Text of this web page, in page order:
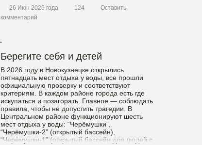
26 Июн 2026 года 124
Оставить
комментарий
Берегите себя и детей
В 2026 году в Новокузнецке открылись
пятнадцать мест отдыха у воды, все прошли
официальную проверку и соответствуют
критериям. В каждом районе города есть где
искупаться и позагорать. Главное — соблюдать
правила, чтобы не допустить трагедии. В
Центральном районе функционируют шесть
мест отдыха у воды: “Черёмушки”,
“Черёмушки-2” (открытый бассейн),
“Черёмушки-1” (открытый бассейн для людей с